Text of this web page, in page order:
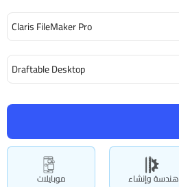
هندسة وإنشاء موبايلات
Claris FileMaker Pro
Draftable Desktop